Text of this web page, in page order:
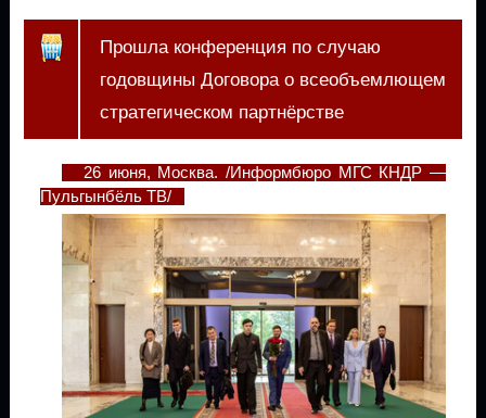
Прошла конференция по случаю
годовщины Договора о всеобъемлющем
стратегическом партнёрстве
26 июня, Москва. /Информбюро МГС КНДР —
Пульгынбёль ТВ/